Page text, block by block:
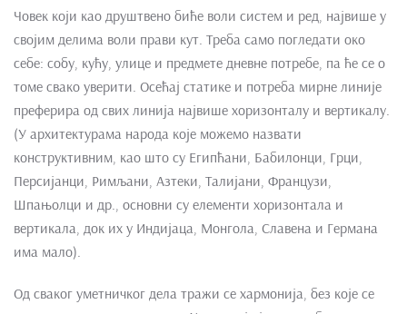
Човек који као друштвено биће воли систем и ред, највише у
својим делима воли прави кут. Треба само погледати око
себе: собу, кућу, улице и предмете дневне потребе, па ће се о
томе свако уверити. Осећај статике и потреба мирне линије
преферира од свих линија највише хоризонталу и вертикалу.
(У архитектурама народа које можемо назвати
конструктивним, као што су Египћани, Бабилонци, Грци,
Персијанци, Римљани, Азтеки, Талијани, Французи,
Шпањолци и др., основни су елементи хоризонтала и
вертикала, док их у Индијаца, Монгола, Славена и Германа
има мало).
Од сваког уметничког дела тражи се хармонија, без које се